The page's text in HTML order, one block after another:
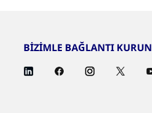
BİZİMLE BAĞLANTI KURUN